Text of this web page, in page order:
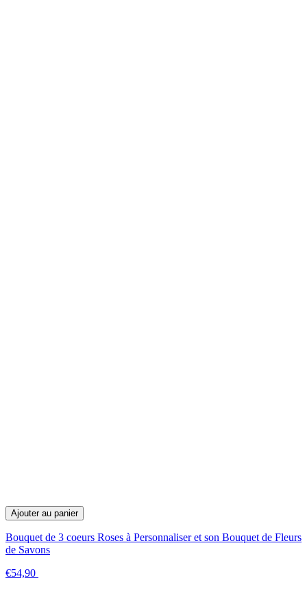
Ajouter au panier
Bouquet de 3 coeurs Roses à Personnaliser et son Bouquet de Fleurs
de Savons
€54,90